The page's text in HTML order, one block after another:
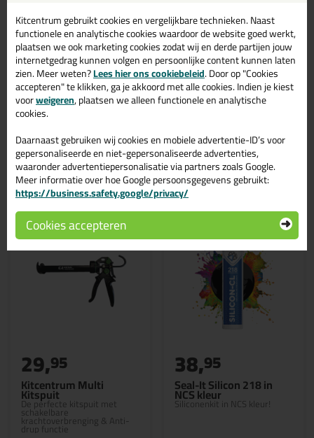
product?Lees alles over dit product >
Tips & tricks voor Seal-it Silicon 218
in RAL kleur
In de volgende blogs wordt dit product gebruikt:
Welke kit heb ik nodig voor mijn badkamer?
Gerelateerde producten
Kitcentrum Multi
Kitspuit
De perfecte kitspuit met
schakelbare
krachtoverbrenging & Anti-
drup functie
29,95
Seal-It Silicon 218 in
NCS kleur
Siliconenkit in NCS kleur!
38,95
Kitcentrum gebruikt cookies en vergelijkbare technieken. Naast
functionele en analytische cookies waardoor de website goed werkt,
plaatsen we ook marketing cookies zodat wij en derde partijen jouw
internetgedrag kunnen volgen en persoonlijke content kunnen laten
zien. Meer weten?Lees hier ons cookiebeleid. Door op "Cookies
accepteren" te klikken, ga je akkoord met alle cookies. Indien je kiest
voorweigeren, plaatsen we alleen functionele en analytische
cookies.
Daarnaast gebruiken wij cookies en mobiele advertentie-ID’s voor
gepersonaliseerde en niet-gepersonaliseerde advertenties,
waaronder advertentiepersonalisatie via partners zoals Google.
Meer informatie over hoe Google persoonsgegevens gebruikt:
https://business.safety.google/privacy/
Cookies accepteren